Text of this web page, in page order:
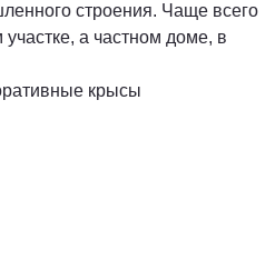
строения. Чаще всего
а частном доме, в